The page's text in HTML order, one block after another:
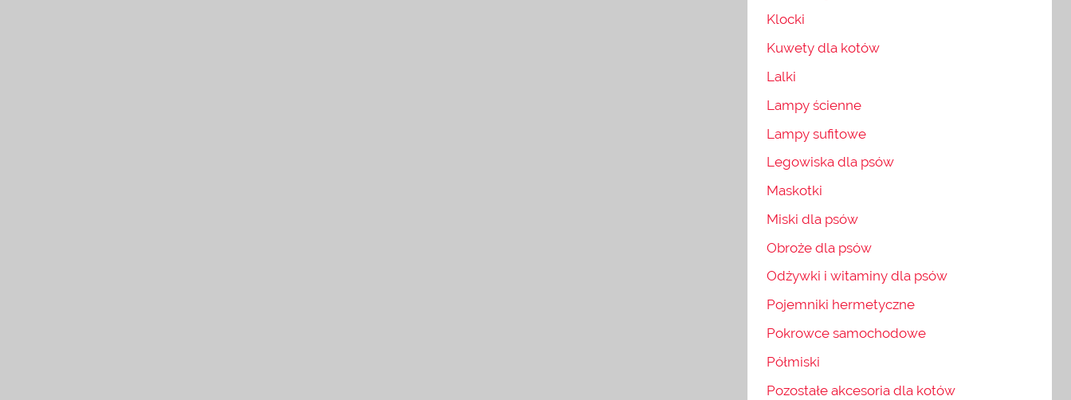
Klocki
Kuwety dla kotów
Lalki
Lampy ścienne
Lampy sufitowe
Legowiska dla psów
Maskotki
Miski dla psów
Obroże dla psów
Odżywki i witaminy dla psów
Pojemniki hermetyczne
Pokrowce samochodowe
Półmiski
Pozostałe akcesoria dla kotów